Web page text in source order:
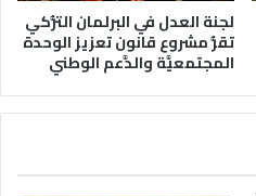
لجنة العدل في البرلمان التُّركي
تقرُّ مشروع قانون تعزيز الوحدة
المجتمعيَّة والدَّعم الوطني